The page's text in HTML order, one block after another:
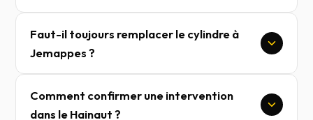
Faut-il toujours remplacer le cylindre à
Jemappes ?
Comment confirmer une intervention
dans le Hainaut ?